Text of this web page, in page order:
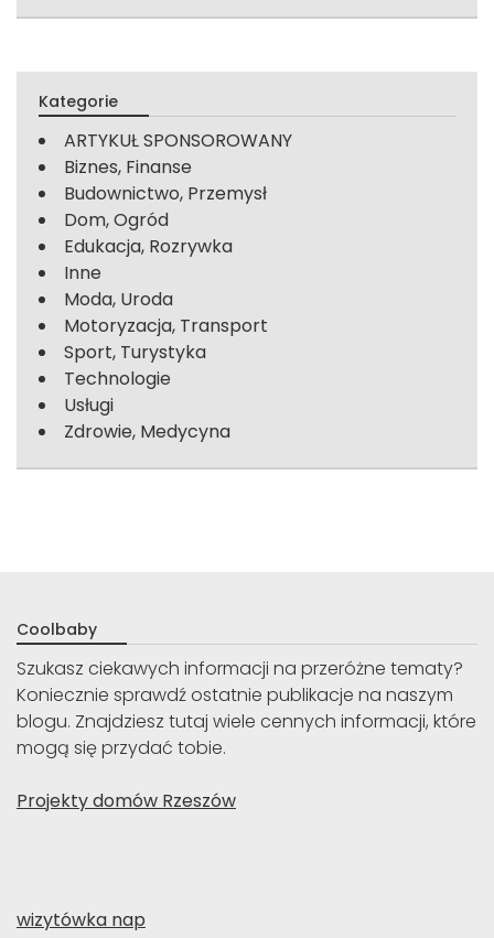
Kategorie
ARTYKUŁ SPONSOROWANY
Biznes, Finanse
Budownictwo, Przemysł
Dom, Ogród
Edukacja, Rozrywka
Inne
Moda, Uroda
Motoryzacja, Transport
Sport, Turystyka
Technologie
Usługi
Zdrowie, Medycyna
Coolbaby
Szukasz ciekawych informacji na przeróżne tematy?
Koniecznie sprawdź ostatnie publikacje na naszym
blogu. Znajdziesz tutaj wiele cennych informacji, które
mogą się przydać tobie.
Projekty domów Rzeszów
wizytówka nap